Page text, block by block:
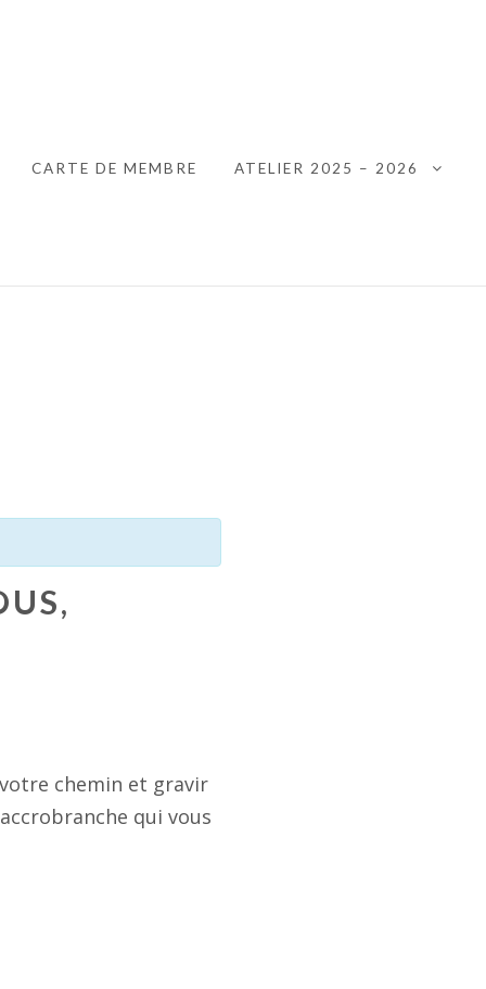
CHILD MENU
CARTE DE MEMBRE ATELIER 2025 – 2026
chemin et gravir
qui vous